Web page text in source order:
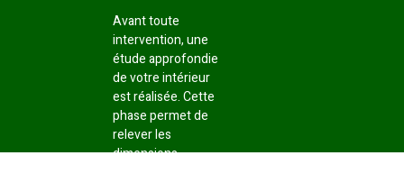
Avant toute
intervention, une
étude approfondie
de votre intérieur
est réalisée. Cette
phase permet de
relever les
dimensions